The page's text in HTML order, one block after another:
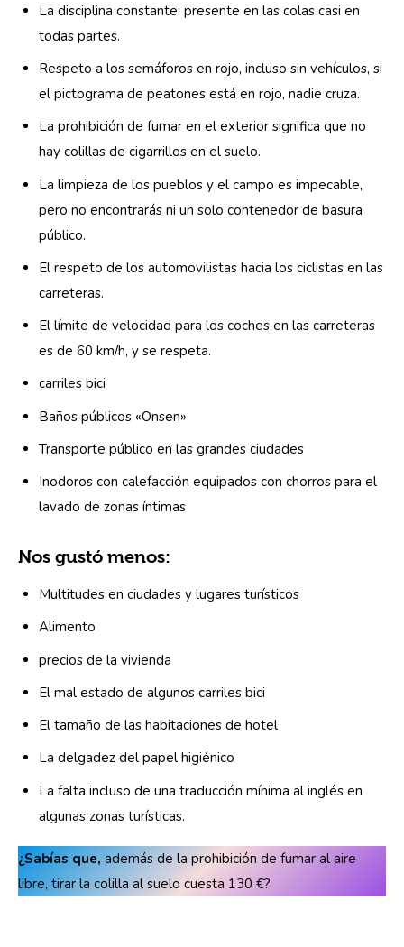
La disciplina constante: presente en las colas casi en
todas partes.
Respeto a los semáforos en rojo, incluso sin vehículos, si
el pictograma de peatones está en rojo, nadie cruza.
La prohibición de fumar en el exterior significa que no
hay colillas de cigarrillos en el suelo.
La limpieza de los pueblos y el campo es impecable,
pero no encontrarás ni un solo contenedor de basura
público.
El respeto de los automovilistas hacia los ciclistas en las
carreteras.
El límite de velocidad para los coches en las carreteras
es de 60 km/h, y se respeta.
carriles bici
Baños públicos «Onsen»
Transporte público en las grandes ciudades
Inodoros con calefacción equipados con chorros para el
lavado de zonas íntimas
Nos gustó menos:
Multitudes en ciudades y lugares turísticos
Alimento
precios de la vivienda
El mal estado de algunos carriles bici
El tamaño de las habitaciones de hotel
La delgadez del papel higiénico
La falta incluso de una traducción mínima al inglés en
algunas zonas turísticas.
¿Sabías que, además de la prohibición de fumar al aire
libre, tirar la colilla al suelo cuesta 130 €?